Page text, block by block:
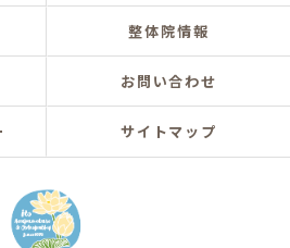
整体院情報
お問い合わせ
サイトマップ